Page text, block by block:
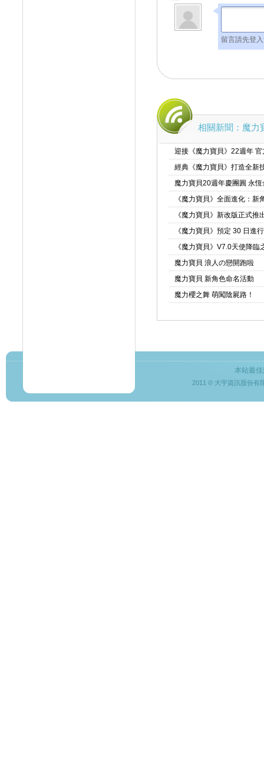
留言請先登
相關新聞：魔力
迎接《魔力寶貝》22週年
經典《魔力寶貝》打造全新
魔力寶貝20週年慶團圓 永
《魔力寶貝》全面進化：
《魔力寶貝》新改版正式
《魔力寶貝》預定 30 日進
《魔力寶貝》V7.0天使降
魔力寶貝 浪人の戀開跑啦
魔力寶貝 新角色命名活動
魔力櫻之舞 萌闖陰屍路！
本站最
2011 © 大宇資訊股份有